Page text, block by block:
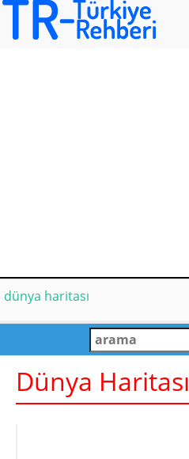
dünya haritası
Dünya Haritası